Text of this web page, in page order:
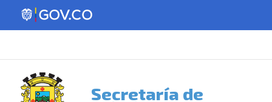
Secretaría de